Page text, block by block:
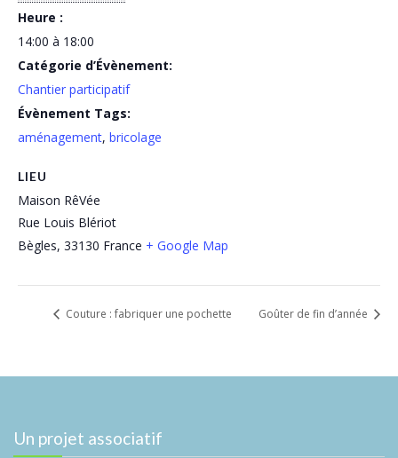
Heure :
14:00 à 18:00
Catégorie d’Évènement:
Chantier participatif
Évènement Tags:
aménagement, bricolage
LIEU
Maison RêVée
Rue Louis Blériot
Bègles, 33130 France + Google Map
Couture : fabriquer une pochette Goûter de fin d’année
Un projet associatif